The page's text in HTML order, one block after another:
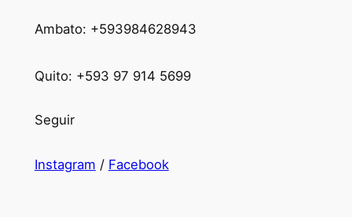
Ambato: +593984628943
Quito: +593 97 914 5699
Seguir
Instagram / Facebook